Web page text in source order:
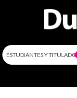
ESTUDIANTES Y TITULADOS